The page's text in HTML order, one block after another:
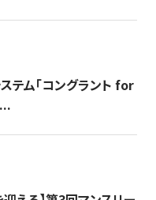
テム「コングラント for